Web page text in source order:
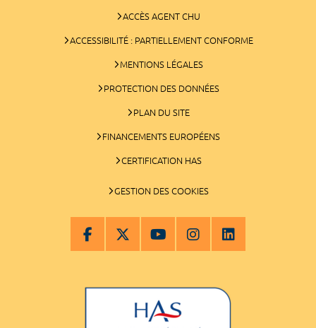
ACCÈS AGENT CHU
ACCESSIBILITÉ : PARTIELLEMENT CONFORME
MENTIONS LÉGALES
PROTECTION DES DONNÉES
PLAN DU SITE
FINANCEMENTS EUROPÉENS
CERTIFICATION HAS
GESTION DES COOKIES